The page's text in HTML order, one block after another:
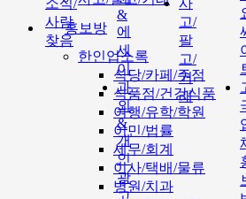
홍보방
한인업소록
식당/카페/주점
식품점/건강식품
여행/유학/학원
이민/법률
세무/회계
이사/택배/물류
병원/치과
소식/
사람
찾음
&
에
세
이
과
외
&
개
인
광
고
사
고/
팔
고/
거
래